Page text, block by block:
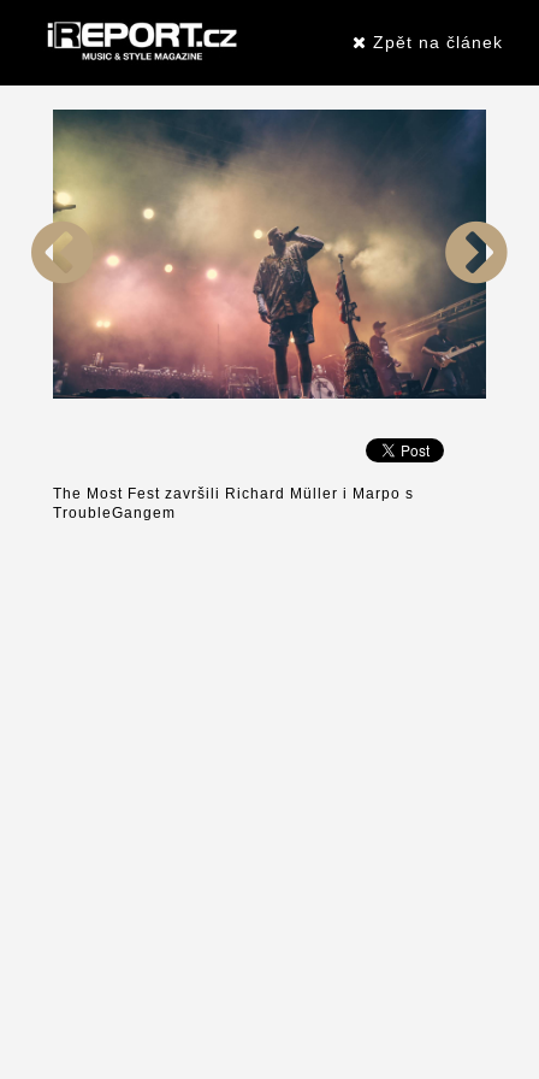
Zpět na článek
The Most Fest završili Richard Müller i Marpo s
TroubleGangem